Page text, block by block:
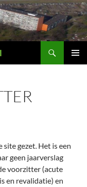
gezet. Het is een
geen jaarverslag
voorzitter (acute
en revalidatie) en